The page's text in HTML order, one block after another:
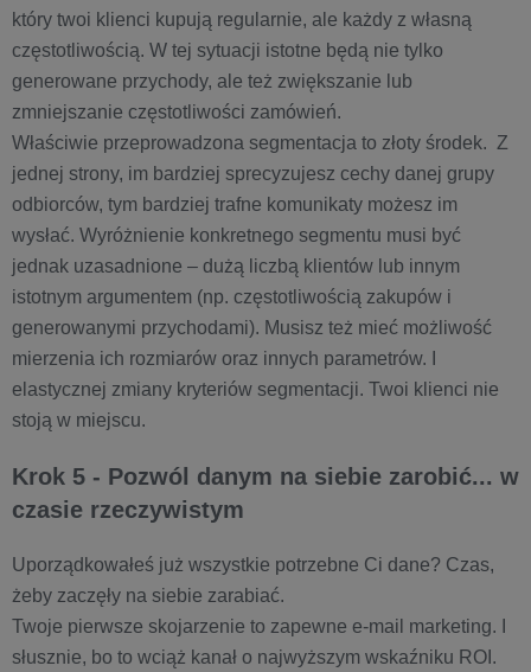
który twoi klienci kupują regularnie, ale każdy z własną
częstotliwością. W tej sytuacji istotne będą nie tylko
generowane przychody, ale też zwiększanie lub
zmniejszanie częstotliwości zamówień.
Właściwie przeprowadzona segmentacja to złoty środek. Z
jednej strony, im bardziej sprecyzujesz cechy danej grupy
odbiorców, tym bardziej trafne komunikaty możesz im
wysłać. Wyróżnienie konkretnego segmentu musi być
jednak uzasadnione – dużą liczbą klientów lub innym
istotnym argumentem (np. częstotliwością zakupów i
generowanymi przychodami). Musisz też mieć możliwość
mierzenia ich rozmiarów oraz innych parametrów. I
elastycznej zmiany kryteriów segmentacji. Twoi klienci nie
stoją w miejscu.
Krok 5 - Pozwól danym na siebie zarobić... w
czasie rzeczywistym
Uporządkowałeś już wszystkie potrzebne Ci dane? Czas,
żeby zaczęły na siebie zarabiać.
Twoje pierwsze skojarzenie to zapewne e-mail marketing. I
słusznie, bo to wciąż kanał o najwyższym wskaźniku ROI.